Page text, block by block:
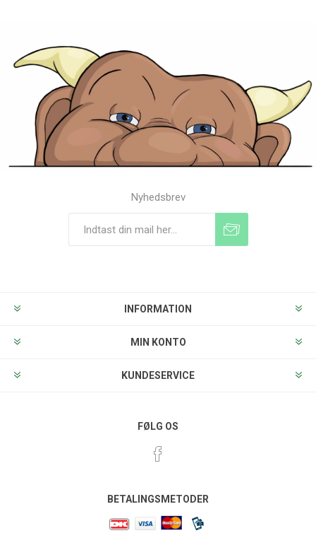
Nyhedsbrev
INFORMATION
MIN KONTO
KUNDESERVICE
FØLG OS
BETALINGSMETODER